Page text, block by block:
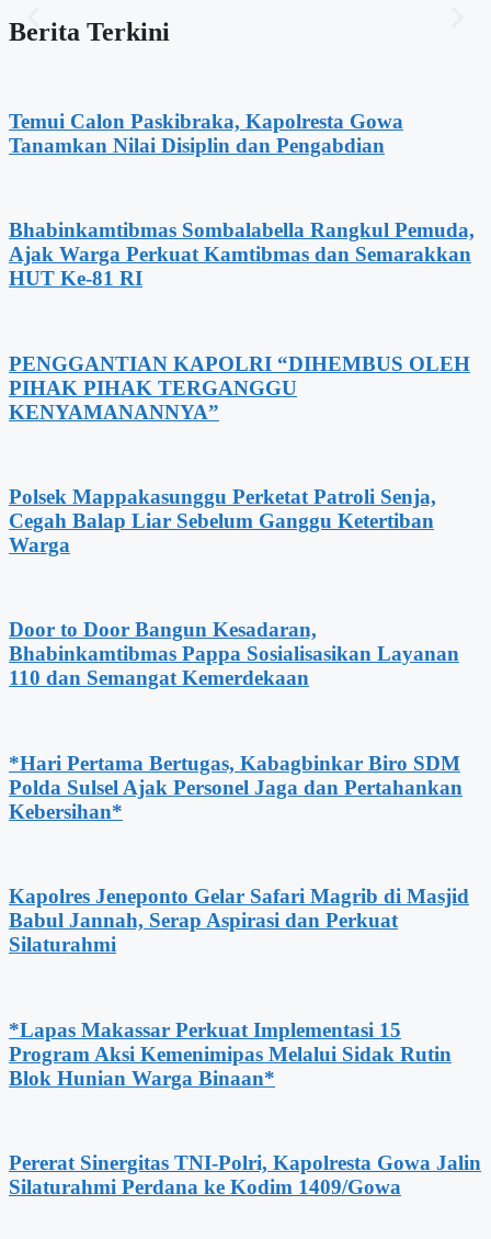
Berita Terkini
Temui Calon Paskibraka, Kapolresta Gowa
Tanamkan Nilai Disiplin dan Pengabdian
Bhabinkamtibmas Sombalabella Rangkul Pemuda,
Ajak Warga Perkuat Kamtibmas dan Semarakkan
HUT Ke-81 RI
PENGGANTIAN KAPOLRI “DIHEMBUS OLEH
PIHAK PIHAK TERGANGGU
KENYAMANANNYA”
Polsek Mappakasunggu Perketat Patroli Senja,
Cegah Balap Liar Sebelum Ganggu Ketertiban
Warga
Door to Door Bangun Kesadaran,
Bhabinkamtibmas Pappa Sosialisasikan Layanan
110 dan Semangat Kemerdekaan
*Hari Pertama Bertugas, Kabagbinkar Biro SDM
Polda Sulsel Ajak Personel Jaga dan Pertahankan
Kebersihan*
Kapolres Jeneponto Gelar Safari Magrib di Masjid
Babul Jannah, Serap Aspirasi dan Perkuat
Silaturahmi
*Lapas Makassar Perkuat Implementasi 15
Program Aksi Kemenimipas Melalui Sidak Rutin
Blok Hunian Warga Binaan*
Pererat Sinergitas TNI-Polri, Kapolresta Gowa Jalin
Silaturahmi Perdana ke Kodim 1409/Gowa